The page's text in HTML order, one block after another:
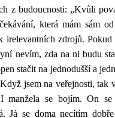
z budoucnosti: „Kvůli
která mám sám
irelevantních zdrojů.
nevím, zda na ni budu
stačit na jednodušší a
jsem na veřejnosti,
se bojím. On
Já se doma necítím